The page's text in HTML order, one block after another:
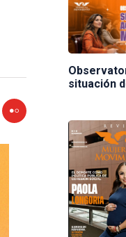
situación
Ciudadano